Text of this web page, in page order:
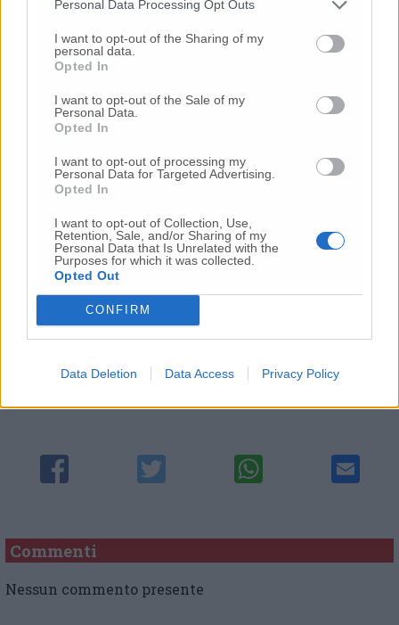
Personal Data Processing Opt Outs
I want to opt-out of the Sharing of my
personal data.
Opted In
I want to opt-out of the Sale of my
Personal Data.
Opted In
I want to opt-out of processing my
Personal Data for Targeted Advertising.
Opted In
I want to opt-out of Collection, Use,
Retention, Sale, and/or Sharing of my
Personal Data that Is Unrelated with the
Purposes for which it was collected.
Opted Out
CONFIRM
Data Deletion Data Access Privacy Policy
nuovi punti di vaccinazione che nascono sul
territorio. Di grande importanza la presenza
delle nostre farmacie in particolare nei
comuni di minori dimensioni – conclude –
che rappresentano un presidio fondamentale
per le tante piccole comunità territoriali
marchigiane». Per tutte le informazioni sulla
campagna di vaccinazioni è possibile
rivolgersi alle sedi territoriali di
Confartigianato oppure contattare le farmacie
aderenti al progetto.
© RIPRODUZIONE RISERVATA
Vai alla home
Commenti
Nessun commento presente